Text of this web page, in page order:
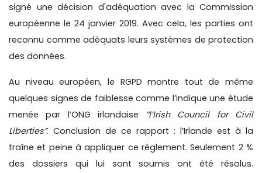
signé une décision d'adéquation avec la Commission
européenne le 24 janvier 2019. Avec cela, les parties ont
reconnu comme adéquats leurs systèmes de protection
des données.
Au niveau européen, le RGPD montre tout de même
quelques signes de faiblesse comme l’indique une étude
menée par l’ONG irlandaise “l’Irish Council for Civil
Liberties”. Conclusion de ce rapport : l’Irlande est à la
traîne et peine à appliquer ce règlement. Seulement 2 %
des dossiers qui lui sont soumis ont été résolus.